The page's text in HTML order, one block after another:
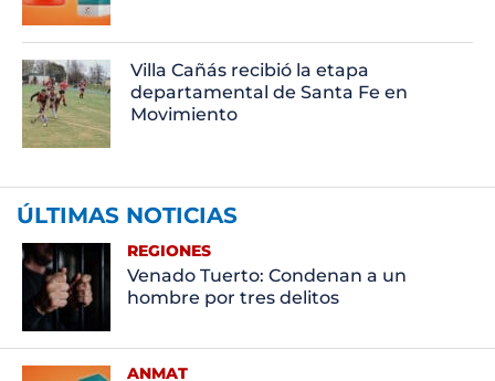
Villa Cañás recibió la etapa
departamental de Santa Fe en
Movimiento
ÚLTIMAS NOTICIAS
REGIONES
Venado Tuerto: Condenan a un
hombre por tres delitos
ANMAT